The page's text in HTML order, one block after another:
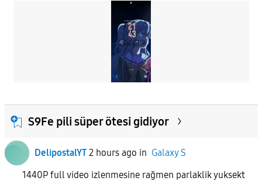
S9Fe pili süper ötesi gidiyor
DelipostalYT 2 hours ago in Galaxy S
1440P full video izlenmesine rağmen parlaklik yuksekt